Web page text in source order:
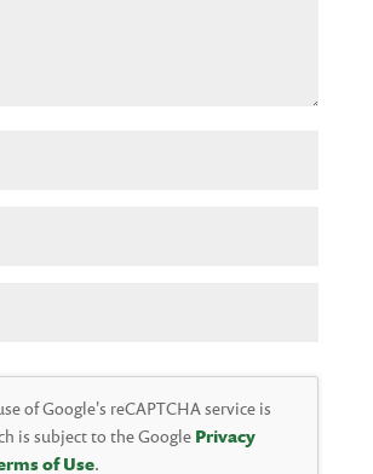
of Google's reCAPTCHA service is
is subject to the Google Privacy
of Use.